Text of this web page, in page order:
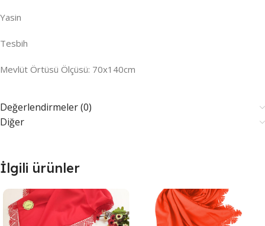
Yasin
Tesbih
Mevlüt Örtüsü Ölçüsü: 70x140cm
Değerlendirmeler (0)
Diğer
İlgili ürünler